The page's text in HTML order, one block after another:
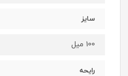
سایز
100 میل
رایحه